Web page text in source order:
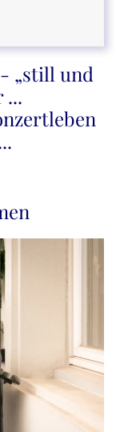
„still und
...